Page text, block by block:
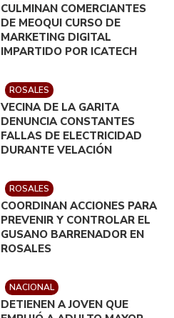
CULMINAN COMERCIANTES
DE MEOQUI CURSO DE
MARKETING DIGITAL
IMPARTIDO POR ICATECH
ROSALES
VECINA DE LA GARITA
DENUNCIA CONSTANTES
FALLAS DE ELECTRICIDAD
DURANTE VELACIÓN
ROSALES
COORDINAN ACCIONES PARA
PREVENIR Y CONTROLAR EL
GUSANO BARRENADOR EN
ROSALES
NACIONAL
DETIENEN A JOVEN QUE